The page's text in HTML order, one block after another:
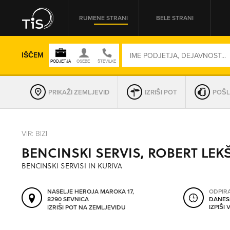
RUMENE STRANI BELE STRANI
IŠČEM
REGIJA
OMREŽNA ŠT.
PRIKAŽI ZEMLJEVID IZRIŠI POT
VIR: BIZI
BENCINSKI SERVIS, ROBERT
BENCINSKI SERVISI IN KURIVA
NASELJE HEROJA MAROKA 17,
8290 SEVNICA
IZRIŠI POT NA ZEMLJEVIDU
IZPIŠI